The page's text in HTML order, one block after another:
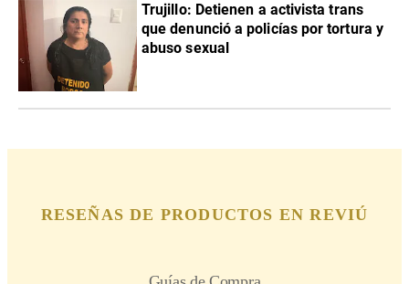
Trujillo: Detienen a activista trans
que denunció a policías por tortura y
abuso sexual